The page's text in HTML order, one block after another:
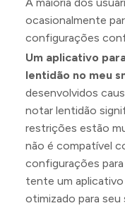
ocasionalmente
configurações
Um aplicativo
lentidão no meu
desenvolvidos
notar lentidão
restrições estão
não é compatível
configurações
tente um
otimizado para seu